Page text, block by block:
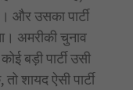
और उसका पार्टी
अमरीकी चुनाव
बड़ी पार्टी उसी
शायद ऐसी पार्टी